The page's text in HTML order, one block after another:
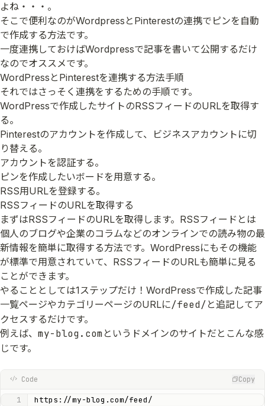
よね・・・。
そこで便利なのがWordpressとPinterestの連携でピンを自動
で作成する方法です。
一度連携しておけばWordpressで記事を書いて公開するだけ
なのでオススメです。
WordPressとPinterestを連携する方法手順
それではさっそく連携をするための手順です。
WordPressで作成したサイトのRSSフィードのURLを取得す
る。
Pinterestのアカウントを作成して、ビジネスアカウントに切
り替える。
アカウントを認証する。
ピンを作成したいボードを用意する。
RSS用URLを登録する。
RSSフィードのURLを取得する
まずはRSSフィードのURLを取得します。RSSフィードとは
個人のブログや企業のコラムなどのオンラインでの読み物の最
新情報を簡単に取得する方法です。WordPressにもその機能
が標準で用意されていて、RSSフィードのURLも簡単に見る
ことができます。
やることとしては1ステップだけ！WordPressで作成した記事
一覧ページやカテゴリーページのURLに/feed/ と追記してア
クセスするだけです。
例えば、 my-blog.com というドメインのサイトだとこんな感
じです。
Code Copy
https://my-blog.com/feed/